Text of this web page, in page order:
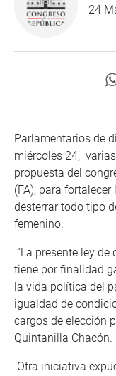
24
Parlamentarios de
miércoles 24,
propuesta del
(FA), para
desterrar todo tipo
femenino.
“La presente ley
tiene por finalidad
la vida política del
igualdad de
cargos de elección
Quintanilla Chacón.
Otra iniciativa